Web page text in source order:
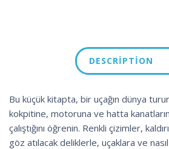
DESCRIPTION
Bu küçük kitapta, bir uçağın dünya
kokpitine, motoruna ve hatta
çalıştığını öğrenin. Renkli çizimler,
göz atılacak deliklerle, uçaklara ve